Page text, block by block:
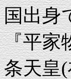
国出身
『平家
条天皇